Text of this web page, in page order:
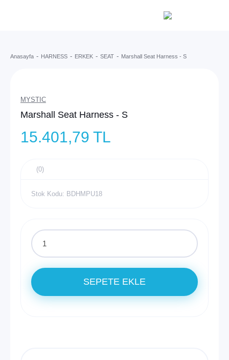
Anasayfa HARNESS ERKEK SEAT Marshall Seat Harness - S
MYSTIC
Marshall Seat Harness - S
15.401,79 TL
(0)
Stok Kodu: BDHMPU18
SEPETE EKLE